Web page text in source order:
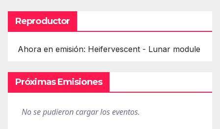
Reproductor
Ahora en emisión: Heifervescent - Lunar module
Próximas Emisiones